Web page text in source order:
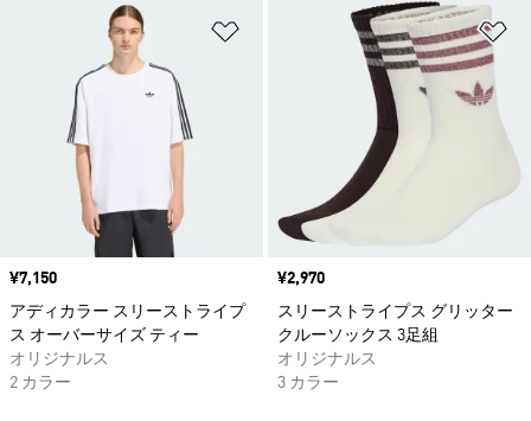
ほしいものリストに追加
価格
¥7,150
アディカラー スリーストライプ
ス オーバーサイズ ティー
オリジナルス
2 カラー
価格
¥2,970
スリーストライプス グリッター
クルーソックス 3足組
オリジナルス
3 カラー